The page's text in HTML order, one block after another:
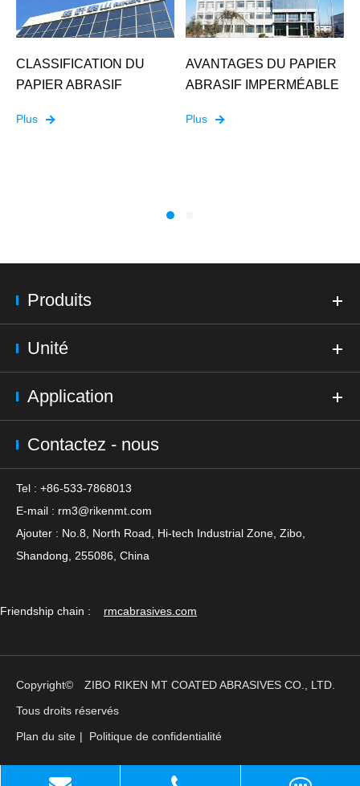
CLASSIFICATION DU
PAPIER ABRASIF
Plus
AVANTAGES DU PAPIER
ABRASIF IMPERMÉABLE
Plus
Produits
Unité
Application
Contactez - nous
Tel : +86-533-7868013
E-mail : rm3@rikenmt.com
Ajouter : No.8, North Road, Hi-tech Industrial Zone, Zibo,
Shandong, 255086, China
Friendship chain : rmcabrasives.com
Copyright©
ZIBO RIKEN MT COATED ABRASIVES CO., LTD.
Tous droits réservés
Plan du site | Politique de confidentialité